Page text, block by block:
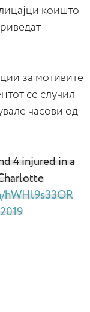
коишто
за мотивите
се случил
часови од
4 injured in a
hWHl9s33OR